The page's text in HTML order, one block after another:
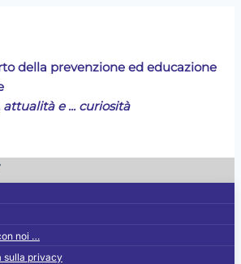
della prevenzione ed educazione
e ... curiosità
noi …
sulla privacy